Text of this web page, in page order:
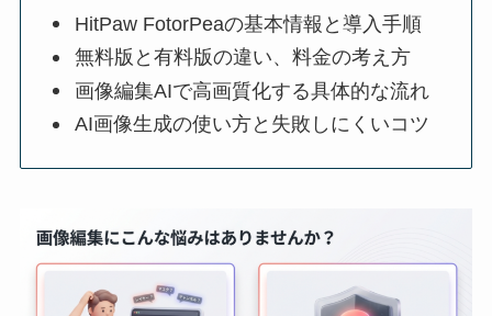
HitPaw FotorPeaの基本情報と導入手順
無料版と有料版の違い、料金の考え方
画像編集AIで高画質化する具体的な流れ
AI画像生成の使い方と失敗しにくいコツ